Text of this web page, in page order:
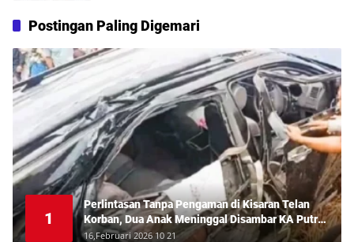
Postingan Paling Digemari
1
Perlintasan Tanpa Pengaman di Kisaran Telan
Korban, Dua Anak Meninggal Disambar KA Putri
Deli
16,Februari 2026 10 21